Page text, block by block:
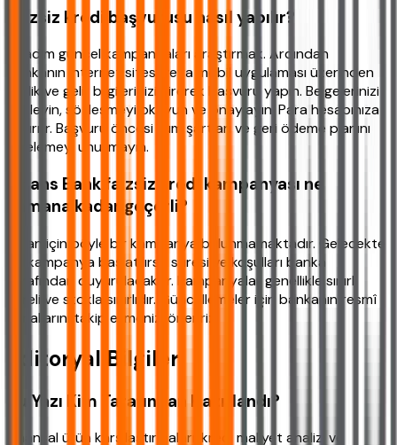
Faizsiz kredi başvurusu nasıl yapılır?
İlk adım güncel kampanyaları araştırmak. Ardından
bankanın internet sitesi veya mobil uygulaması üzerinden
kimlik ve gelir bilgilerinizi girerek başvuru yapın. Belgelerinizi
yükleyin, sözleşmeyi okuyun ve onaylayın. Para hesabınıza
yatırılır. Başvuru öncesi tüm şartları ve geri ödeme planını
incelemeyi unutmayın.
Finans Bank faizsiz kredi kampanyası ne
zamana kadar geçerli?
Şu an için böyle bir kampanya bulunmamaktadır. Gelecekte
bir kampanya başlatılırsa süresi ve koşulları banka
tarafından duyurulacaktır. Kampanyalar genellikle sınırlı
süreli ve stokla sınırlıdır. Güncellemeler için bankanın resmî
kanallarını takip etmenizi öneririz.
Editoryal Bilgiler
Bu Yazı Kim Tarafından Hazırlandı?
Finansal ürün karşılaştırmaları, kredi maliyet analizi ve